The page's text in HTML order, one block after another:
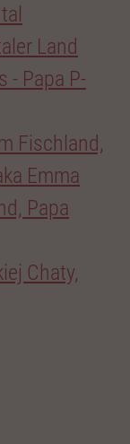
Land
- Papa P-
Fischland,
Emma
Papa
Chaty,